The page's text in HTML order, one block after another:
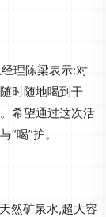
理陈梁表示:对
时随地喝到干
希望通过这次活
喝”护。
然矿泉水,超大容